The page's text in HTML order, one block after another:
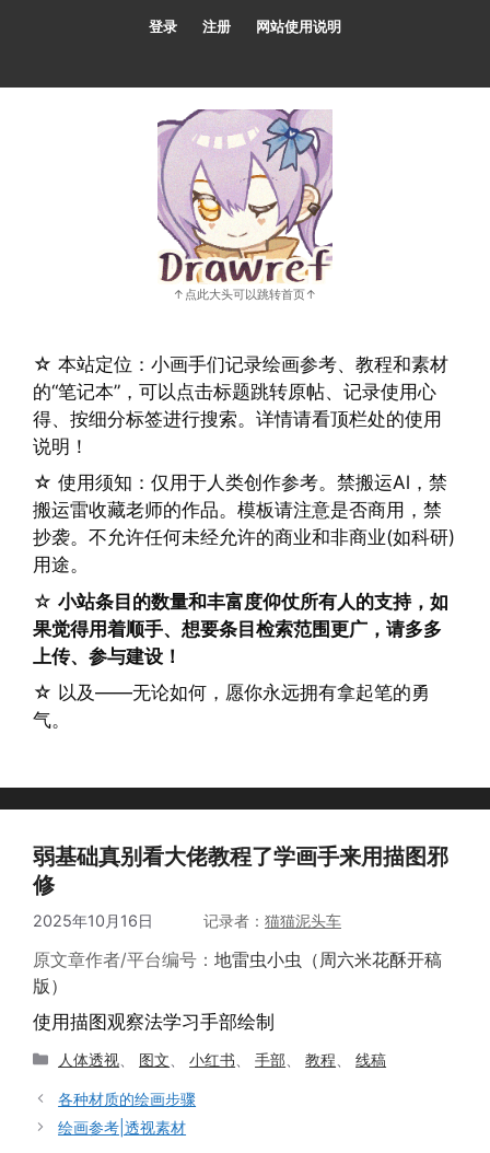
容
登录 注册 网站使用说明
☆ 本站定位：小画手们记录绘画参考、教程和素材
的“笔记本”，可以点击标题跳转原帖、记录使用心
得、按细分标签进行搜索。详情请看顶栏处的使用
说明！
☆ 使用须知：仅用于人类创作参考。禁搬运Al，禁
搬运雷收藏老师的作品。模板请注意是否商用，禁
抄袭。不允许任何未经允许的商业和非商业(如科研)
用途。
☆ 小站条目的数量和丰富度仰仗所有人的支持，如
果觉得用着顺手、想要条目检索范围更广，请多多
上传、参与建设！
☆ 以及——无论如何，愿你永远拥有拿起笔的勇
气。
弱基础真别看大佬教程了学画手来用描图邪
修
2025年10月16日 猫猫泥头车
原文章作者/平台编号： 地雷虫小虫（周六米花酥开稿
版）
使用描图观察法学习手部绘制
分
人体透视 图文 、小红书 、手部 、教程 、线稿
各种材质的绘画步骤
绘画参考|透视素材